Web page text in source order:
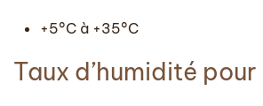
+5°C à +35°C
Taux d’humidité